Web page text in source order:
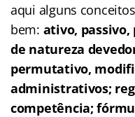
aqui alguns
bem: ativo,
de natureza
permutativo,
administrativos;
competência;